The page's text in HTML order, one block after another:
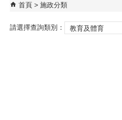
首頁 施政分類
請選擇查詢類別：